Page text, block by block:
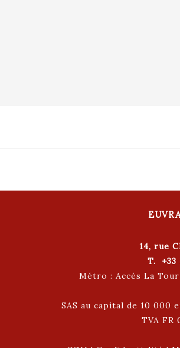
14, rue
T. +33
Métro : Accès La
SAS au capital de 10 000
TVA FR